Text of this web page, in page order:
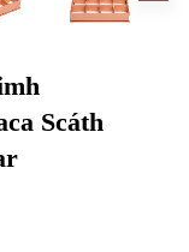
Scáth